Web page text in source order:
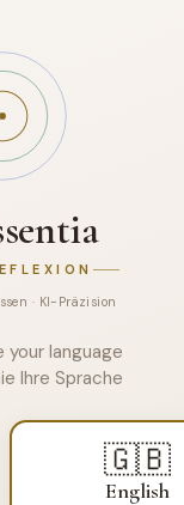
· KI-Präzision
your language
Ihre Sprache
🇬🇧
English